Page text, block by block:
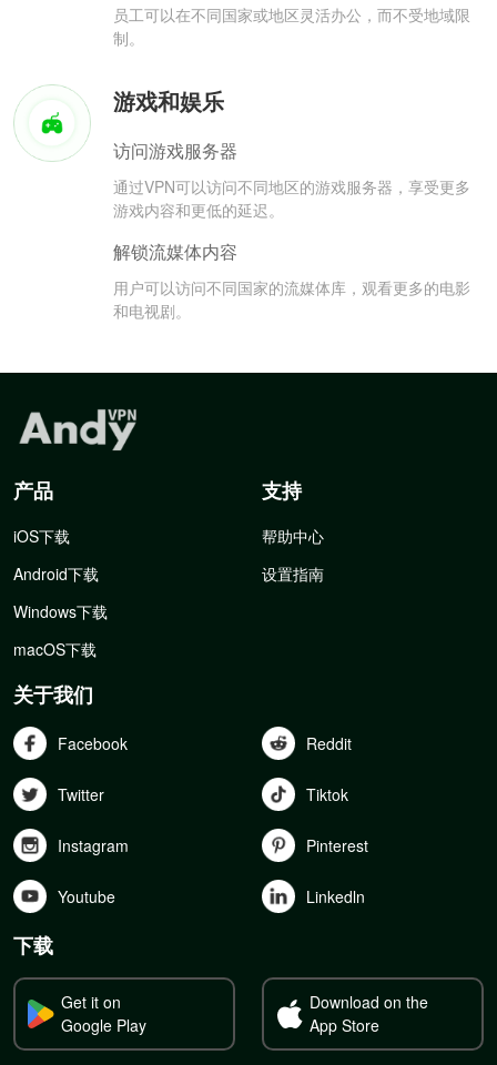
员工可以在不同国家或地区灵活办公，而不受地域限
制。
游戏和娱乐
访问游戏服务器
通过VPN可以访问不同地区的游戏服务器，享受更多
游戏内容和更低的延迟。
解锁流媒体内容
用户可以访问不同国家的流媒体库，观看更多的电影
和电视剧。
产品
iOS下载
Android下载
Windows下载
macOS下载
支持
帮助中心
设置指南
关于我们
Facebook Reddit
Twitter Tiktok
Instagram Pinterest
Youtube Linkedln
下载
Get it on
Google Play
Download on the
App Store